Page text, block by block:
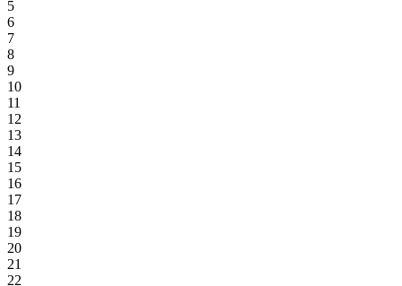
5
6
7
8
9
10
11
12
13
14
15
16
17
18
19
20
21
22